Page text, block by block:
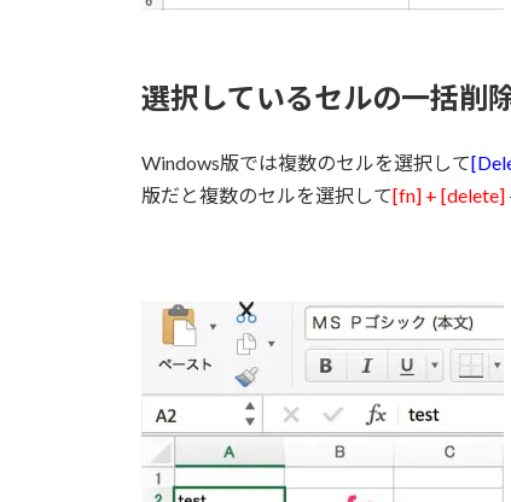
選択しているセルの一括削
Windows版では複数のセルを選択して
版だと複数のセルを選択して[fn] + [delete]